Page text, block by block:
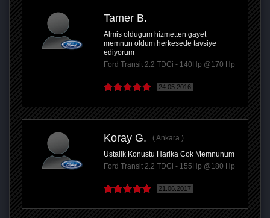
Tamer B.
Almis oldugum hizmetten gayet
memnun oldum herkesede tavsiye
ediyorum
Ford Transit 2.2 TDCi - 140Hp @170 Hp
24.05.2016
Koray G.
Ankara
Ustalik Konustu Harika Cok Memnunum
Ford Transit 2.2 TDCi - 155Hp @180 Hp
21.06.2017